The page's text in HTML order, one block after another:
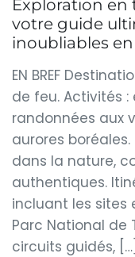
Exploration en
votre guide
inoubliables
EN BREF
de feu. Activités
randonnées aux
aurores
dans la nature,
authentiques.
incluant les
Parc National de
circuits guidés, […]